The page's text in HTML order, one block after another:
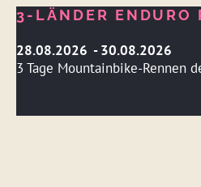
3-LÄNDER ENDURO
28.08.2026 - 30.08.2026
3 Tage Mountainbike-Rennen